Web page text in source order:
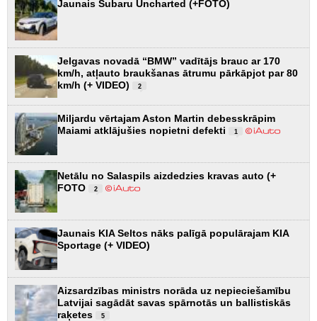
Jaunais Subaru Uncharted (+FOTO)
Jelgavas novadā “BMW” vadītājs brauc ar 170
km/h, atļauto braukšanas ātrumu pārkāpjot par 80
km/h (+ VIDEO)
2
Miljardu vērtajam Aston Martin debesskrāpim
Maiami atklājušies nopietni defekti
1
Netālu no Salaspils aizdedzies kravas auto (+
FOTO
2
Jaunais KIA Seltos nāks palīgā populārajam KIA
Sportage (+ VIDEO)
Aizsardzības ministrs norāda uz nepieciešamību
Latvijai sagādāt savas spārnotās un ballistiskās
raķetes
5